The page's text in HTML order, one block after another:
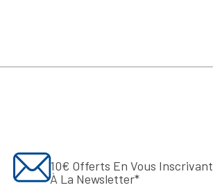
10€ Offerts En Vous Inscrivant
À La Newsletter*